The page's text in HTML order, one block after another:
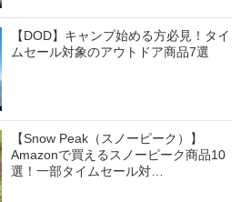
【DOD】キャンプ始める方必見！タイ
ムセール対象のアウトドア商品7選
【Snow Peak（スノーピーク）】
Amazonで買えるスノーピーク商品10
選！一部タイムセール対…